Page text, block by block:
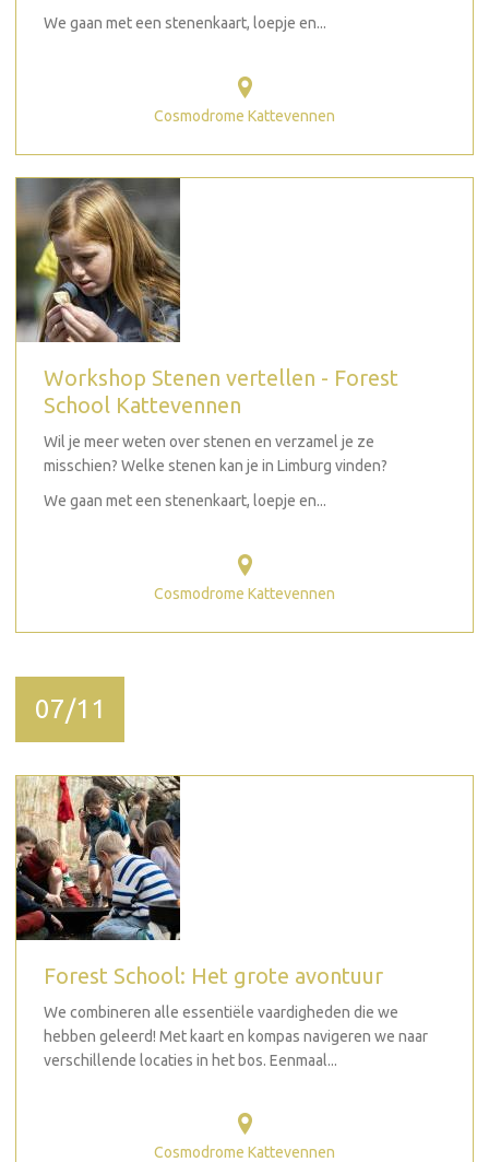
We gaan met een stenenkaart, loepje en...
Cosmodrome Kattevennen
Workshop Stenen vertellen - Forest
School Kattevennen
Wil je meer weten over stenen en verzamel je ze
misschien? Welke stenen kan je in Limburg vinden?
We gaan met een stenenkaart, loepje en...
Cosmodrome Kattevennen
07/11
Forest School: Het grote avontuur
We combineren alle essentiële vaardigheden die we
hebben geleerd! Met kaart en kompas navigeren we naar
verschillende locaties in het bos. Eenmaal...
Cosmodrome Kattevennen